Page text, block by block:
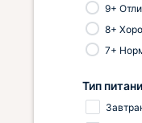
9+
8+
7+
Тип